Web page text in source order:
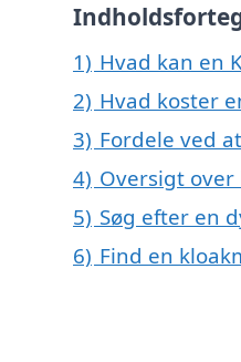
1) Hvad kan en
2) Hvad koster
3) Fordele ved
4) Oversigt
5) Søg efter en
6) Find en